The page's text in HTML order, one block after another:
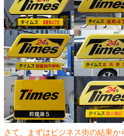
さて、まずはビジネス街の結果か